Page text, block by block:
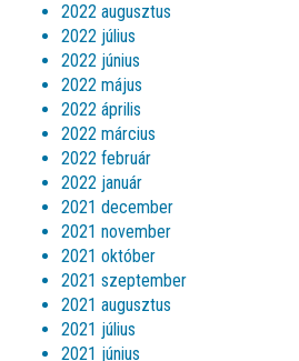
2022 augusztus
2022 július
2022 június
2022 május
2022 április
2022 március
2022 február
2022 január
2021 december
2021 november
2021 október
2021 szeptember
2021 augusztus
2021 július
2021 június